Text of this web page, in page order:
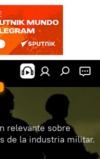
relevante sobre
de la industria militar.